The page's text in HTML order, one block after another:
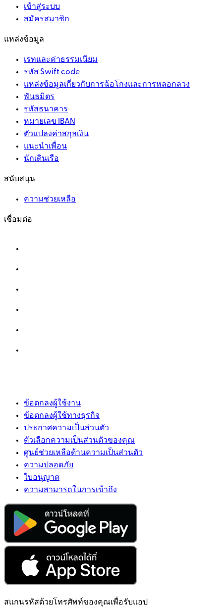
เข้าสู่ระบบ
สมัครสมาชิก
แหล่งข้อมูล
เรทและค่าธรรมเนียม
รหัส Swift code
แหล่งข้อมูลเกี่ยวกับการฉ้อโกงและการหลอกลวง
พันธมิตร
รหัสธนาคาร
หมายเลข IBAN
ตัวแปลงค่าสกุลเงิน
แนะนำเพื่อน
นักเดินเรือ
สนับสนุน
ความช่วยเหลือ
เชื่อมต่อ
ข้อตกลงผู้ใช้งาน
ข้อตกลงผู้ใช้ทางธุรกิจ
ประกาศความเป็นส่วนตัว
ตัวเลือกความเป็นส่วนตัวของคุณ
ศูนย์ช่วยเหลือด้านความเป็นส่วนตัว
ความปลอดภัย
ใบอนุญาต
ความสามารถในการเข้าถึง
สแกนรหัสด้วยโทรศัพท์ของคุณเพื่อรับแอป